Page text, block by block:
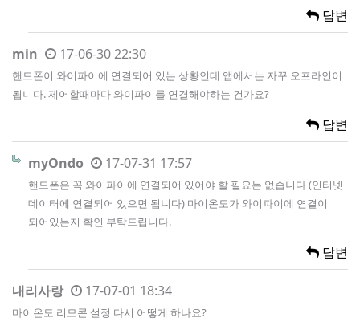
답변
min 17-06-30 22:30
핸드폰이 와이파이에 연결되어 있는 상황인데 앱에서는 자꾸 오프라인이
됩니다. 제어할때마다 와이파이를 연결해야하는 건가요?
답변
myOndo 17-07-31 17:57
핸드폰은 꼭 와이파이에 연결되어 있어야 할 필요는 없습니다 (인터넷
데이터에 연결되어 있으면 됩니다) 마이온도가 와이파이에 연결이
되어있는지 확인 부탁드립니다.
답변
내리사랑 17-07-01 18:34
마이온도 리모콘 설정 다시 어떻게 하나요?